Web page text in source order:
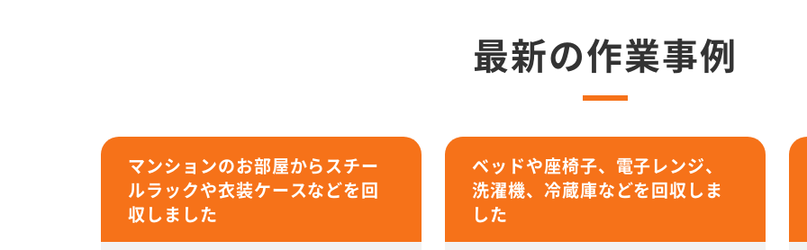
最新の作業事例
マンションのお部屋からスチー
ルラックや衣装ケースなどを回
収しました
ベッドや座椅子、電子レンジ、
洗濯機、冷蔵庫などを回収しま
した